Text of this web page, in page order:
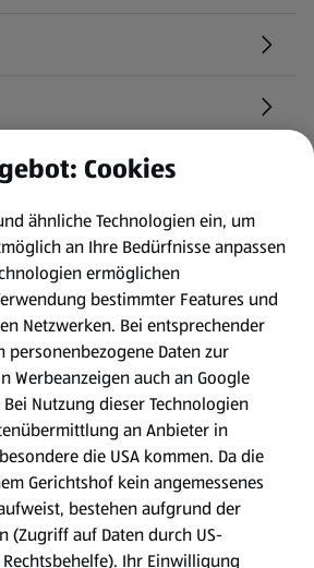
Tab)
Cookies
ähnliche Technologien ein, um
an Ihre Bedürfnisse anpassen
ermöglichen
bestimmter Features und
Netzwerken. Bei entsprechender
Daten zur
Werbeanzeigen auch an Google
Nutzung dieser Technologien
an Anbieter in
die USA kommen. Da die
Gerichtshof kein angemessenes
bestehen aufgrund der
(Zugriff auf Daten durch US-
Ihr Einwilligung